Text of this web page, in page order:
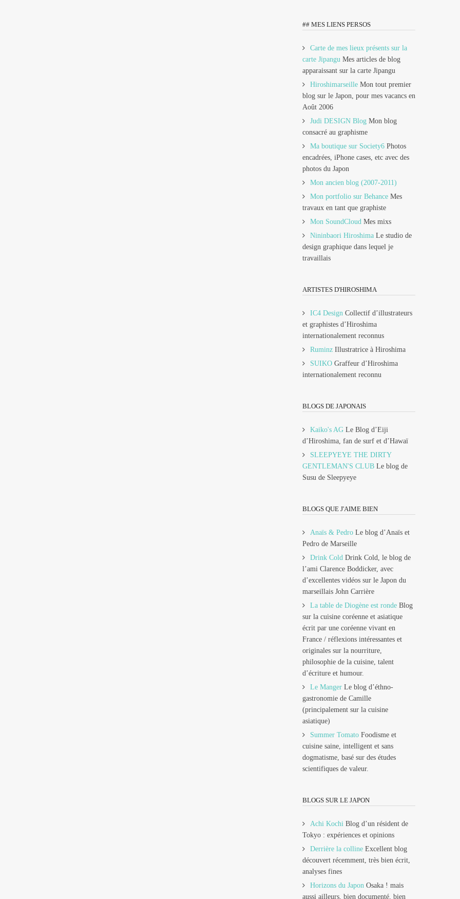
## MES LIENS PERSOS
Carte de mes lieux présents sur la
carte Jipangu Mes articles de blog
apparaissant sur la carte Jipangu
Hiroshimarseille Mon tout premier
blog sur le Japon, pour mes vacancs en
Août 2006
Judi DESIGN Blog Mon blog
consacré au graphisme
Ma boutique sur Society6 Photos
encadrées, iPhone cases, etc avec des
photos du Japon
Mon ancien blog (2007-2011)
Mon portfolio sur Behance Mes
travaux en tant que graphiste
Mon SoundCloud Mes mixs
Nininbaori Hiroshima Le studio de
design graphique dans lequel je
travaillais
ARTISTES D'HIROSHIMA
IC4 Design Collectif d’illustrateurs
et graphistes d’Hiroshima
internationalement reconnus
Ruminz Illustratrice à Hiroshima
SUIKO Graffeur d’Hiroshima
internationalement reconnu
BLOGS DE JAPONAIS
Kaiko's AG Le Blog d’Eiji
d’Hiroshima, fan de surf et d’Hawaï
SLEEPYEYE THE DIRTY
GENTLEMAN'S CLUB Le blog de
Susu de Sleepyeye
BLOGS QUE J'AIME BIEN
Anaïs & Pedro Le blog d’Anaïs et
Pedro de Marseille
Drink Cold Drink Cold, le blog de
l’ami Clarence Boddicker, avec
d’excellentes vidéos sur le Japon du
marseillais John Carrière
La table de Diogène est ronde Blog
sur la cuisine coréenne et asiatique
écrit par une coréenne vivant en
France / réflexions intéressantes et
originales sur la nourriture,
philosophie de la cuisine, talent
d’écriture et humour.
Le Manger Le blog d’éthno-
gastronomie de Camille
(principalement sur la cuisine
asiatique)
Summer Tomato Foodisme et
cuisine saine, intelligent et sans
dogmatisme, basé sur des études
scientifiques de valeur.
BLOGS SUR LE JAPON
Achi Kochi Blog d’un résident de
Tokyo : expériences et opinions
Derrière la colline Excellent blog
découvert récemment, très bien écrit,
analyses fines
Horizons du Japon Osaka ! mais
aussi ailleurs, bien documenté, bien